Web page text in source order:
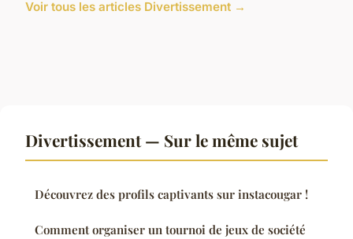
Voir tous les articles Divertissement →
Divertissement — Sur le même sujet
Découvrez des profils captivants sur instacougar !
Comment organiser un tournoi de jeux de société